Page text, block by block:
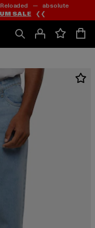
— absolute
SALE ❮❮